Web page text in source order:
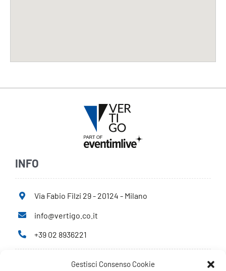
Gestisci Consenso Cookie
INFO
Via Fabio Filzi 29 - 20124 - Milano
info@vertigo.co.it
+39 02 8936221
Privacy Policy